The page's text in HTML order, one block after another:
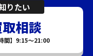
りたい
相談
間】9:15～21:00